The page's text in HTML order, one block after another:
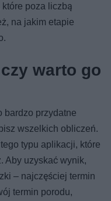
poza liczbą
na jakim etapie
warto go
bardzo przydatne
wszelkich obliczeń.
typu aplikacji, które
Aby uzyskać wynik,
– najczęściej termin
termin porodu,